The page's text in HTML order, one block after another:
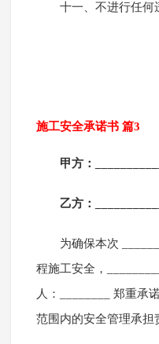
十一、不进行任何
施工安全承诺书 篇3
甲方：
乙方：
为确保本次
程施工安全，
人：________ 郑重承
范围内的安全管理承担